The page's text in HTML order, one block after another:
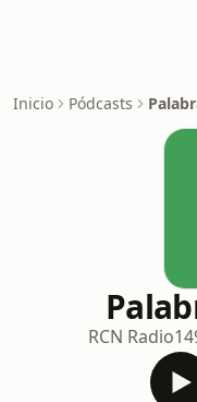
Inicio Pódcasts
RCN Radio